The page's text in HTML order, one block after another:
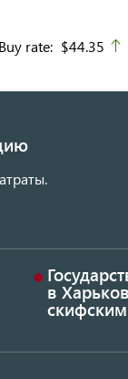
Buy rate: $44.35
в